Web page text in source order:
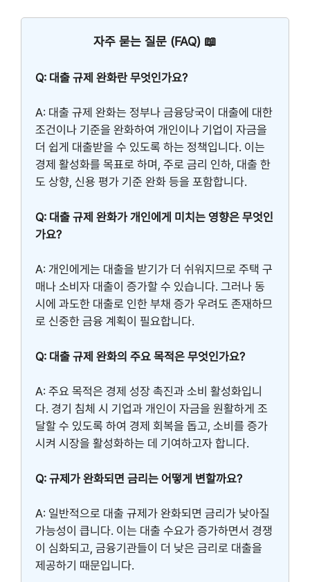
자주 묻는 질문 (FAQ) 📖
Q: 대출 규제 완화란 무엇인가요?
A: 대출 규제 완화는 정부나 금융당국이 대출에 대한
조건이나 기준을 완화하여 개인이나 기업이 자금을
더 쉽게 대출받을 수 있도록 하는 정책입니다. 이는
경제 활성화를 목표로 하며, 주로 금리 인하, 대출 한
도 상향, 신용 평가 기준 완화 등을 포함합니다.
Q: 대출 규제 완화가 개인에게 미치는 영향은 무엇인
가요?
A: 개인에게는 대출을 받기가 더 쉬워지므로 주택 구
매나 소비자 대출이 증가할 수 있습니다. 그러나 동
시에 과도한 대출로 인한 부채 증가 우려도 존재하므
로 신중한 금융 계획이 필요합니다.
Q: 대출 규제 완화의 주요 목적은 무엇인가요?
A: 주요 목적은 경제 성장 촉진과 소비 활성화입니
다. 경기 침체 시 기업과 개인이 자금을 원활하게 조
달할 수 있도록 하여 경제 회복을 돕고, 소비를 증가
시켜 시장을 활성화하는 데 기여하고자 합니다.
Q: 규제가 완화되면 금리는 어떻게 변할까요?
A: 일반적으로 대출 규제가 완화되면 금리가 낮아질
가능성이 큽니다. 이는 대출 수요가 증가하면서 경쟁
이 심화되고, 금융기관들이 더 낮은 금리로 대출을
제공하기 때문입니다.